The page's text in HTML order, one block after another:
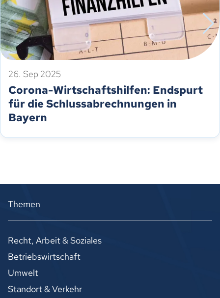
26. Sep 2025
Corona-Wirtschaftshilfen: Endspurt
für die Schlussabrechnungen in
Bayern
Themen
Recht, Arbeit & Soziales
Betriebswirtschaft
Umwelt
Standort & Verkehr